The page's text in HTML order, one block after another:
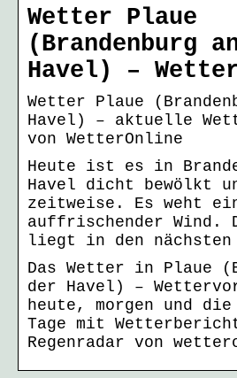
Wetter Plaue
(Brandenburg
Havel) –
Wetter Plaue
Havel) – aktuelle
von WetterOnline
Heute ist es in
Havel dicht bewölkt
zeitweise. Es weht
auffrischender Wind.
liegt in den nächsten
Das Wetter in Plaue
der Havel) –
heute, morgen und die
Tage mit
Regenradar von